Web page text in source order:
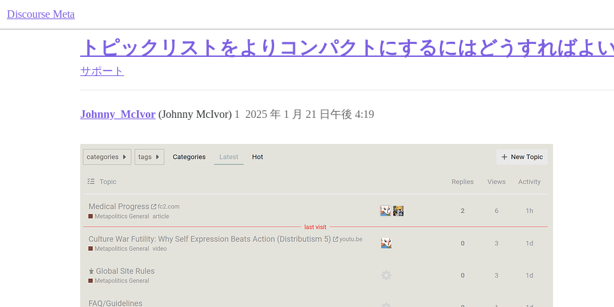
Discourse Meta
トピックリストをよりコンパクトにするにはどうすればよ
サポート
Johnny_McIvor (Johnny McIvor) 2025 年 1 月 21 日午後 4:19
1